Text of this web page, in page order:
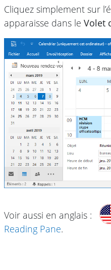
Cliquez simplement sur
apparaisse dans le Volet
Voir aussi en anglais :
Reading Pane.